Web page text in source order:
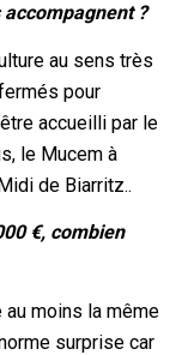
?
au sens très
pour
accueilli par le
le Mucem à
de Biarritz..
€, combien
au moins la même
surprise car